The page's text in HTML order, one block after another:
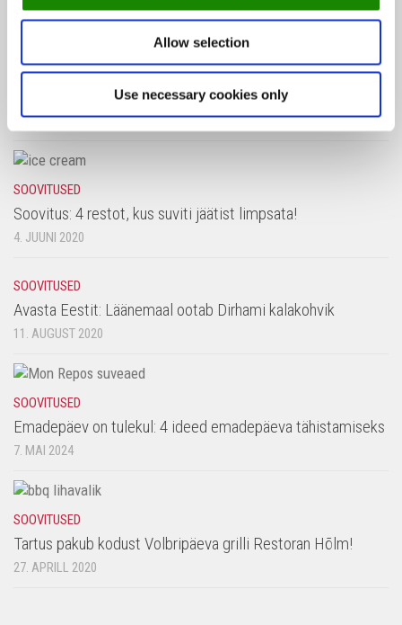
Allow selection
Use necessary cookies only
Balti jaama südames avas uksed Karjase Saia tegijate uus
15. SEPTEMBER 2025
SOOVITUSED
Soovitus: 4 restot, kus suviti jäätist limpsata!
4. JUUNI 2020
SOOVITUSED
Avasta Eestit: Läänemaal ootab Dirhami kalakohvik
11. AUGUST 2020
SOOVITUSED
Emadepäev on tulekul: 4 ideed emadepäeva tähistamiseks
7. MAI 2024
SOOVITUSED
Tartus pakub kodust Volbripäeva grilli Restoran Hõlm!
27. APRILL 2020